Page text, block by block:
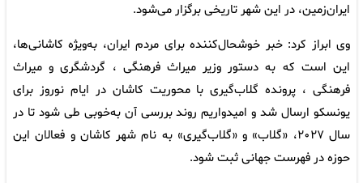
ایران‌زمین، در این شهر تاریخی برگزار می‌شود.
وی ابراز کرد: خبر خوشحال‌کننده برای مردم ایران، به‌ویژه کاشانی‌ها،
این است که به دستور وزیر میراث فرهنگی ، گردشگری و میراث
فرهنگی ، پرونده گلاب‌گیری با محوریت کاشان در ایام نوروز برای
یونسکو ارسال شد و امیدواریم روند بررسی آن به‌خوبی طی شود تا در
سال ۲۰۲۷، «گلاب» و «گلاب‌گیری» به نام شهر کاشان و فعالان این
حوزه در فهرست جهانی ثبت شود.